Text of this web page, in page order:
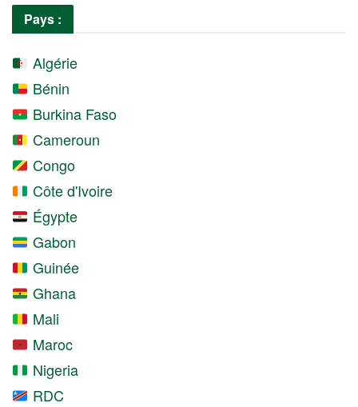
Pays :
Algérie
Bénin
Burkina Faso
Cameroun
Congo
Côte d'Ivoire
Égypte
Gabon
Guinée
Ghana
Mali
Maroc
Nigeria
RDC